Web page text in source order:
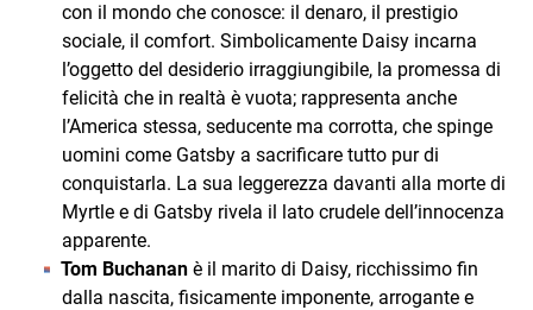
con il mondo che conosce: il denaro, il prestigio
sociale, il comfort. Simbolicamente Daisy incarna
l’oggetto del desiderio irraggiungibile, la promessa di
felicità che in realtà è vuota; rappresenta anche
l’America stessa, seducente ma corrotta, che spinge
uomini come Gatsby a sacrificare tutto pur di
conquistarla. La sua leggerezza davanti alla morte di
Myrtle e di Gatsby rivela il lato crudele dell’innocenza
apparente.
Tom Buchanan è il marito di Daisy, ricchissimo fin
dalla nascita, fisicamente imponente, arrogante e